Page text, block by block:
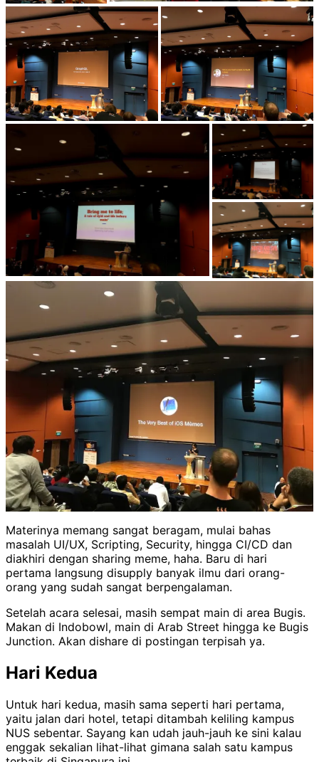
Materinya memang sangat beragam, mulai bahas
masalah UI/UX, Scripting, Security, hingga CI/CD dan
diakhiri dengan sharing meme, haha. Baru di hari
pertama langsung disupply banyak ilmu dari orang-
orang yang sudah sangat berpengalaman.
Setelah acara selesai, masih sempat main di area Bugis.
Makan di Indobowl, main di Arab Street hingga ke Bugis
Junction. Akan dishare di postingan terpisah ya.
Hari Kedua
Untuk hari kedua, masih sama seperti hari pertama,
yaitu jalan dari hotel, tetapi ditambah keliling kampus
NUS sebentar. Sayang kan udah jauh-jauh ke sini kalau
enggak sekalian lihat-lihat gimana salah satu kampus